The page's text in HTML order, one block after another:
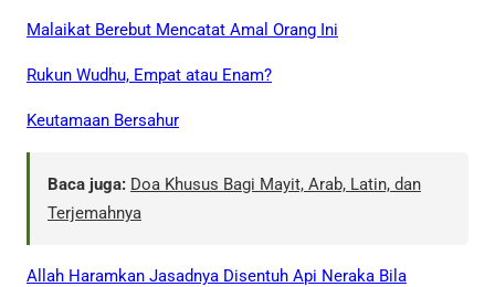
Malaikat Berebut Mencatat Amal Orang Ini
Rukun Wudhu, Empat atau Enam?
Keutamaan Bersahur
Baca juga: Doa Khusus Bagi Mayit, Arab, Latin, dan
Terjemahnya
Allah Haramkan Jasadnya Disentuh Api Neraka Bila